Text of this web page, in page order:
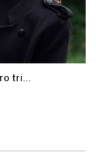
tri...